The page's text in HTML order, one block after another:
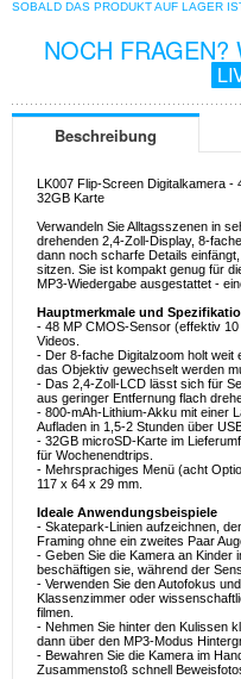
SOBALD DAS PRODUKT AUF LAGER
NOCH FRAGEN?
Beschreibung
LK007 Flip-Screen Digitalkamera
32GB Karte
Verwandeln Sie Alltagsszenen in
drehenden 2,4-Zoll-Display, 8-
dann noch scharfe Details
sitzen. Sie ist kompakt genug für
MP3-Wiedergabe ausgestattet -
Hauptmerkmale und
- 48 MP CMOS-Sensor (effektiv
Videos.
- Der 8-fache Digitalzoom holt weit
das Objektiv gewechselt werden
- Das 2,4-Zoll-LCD lässt sich für
aus geringer Entfernung flach
- 800-mAh-Lithium-Akku mit einer
Aufladen in 1,5-2 Stunden über
- 32GB microSD-Karte im
für Wochenendtrips.
- Mehrsprachiges Menü (acht
117 x 64 x 29 mm.
Ideale Anwendungsbeispiele
- Skatepark-Linien aufzeichnen,
Framing ohne ein zweites Paar
- Geben Sie die Kamera an Kinder
beschäftigen sie, während der
- Verwenden Sie den Autofokus
Klassenzimmer oder
filmen.
- Nehmen Sie hinter den Kulissen
dann über den MP3-Modus
- Bewahren Sie die Kamera im
Zusammenstoß schnell